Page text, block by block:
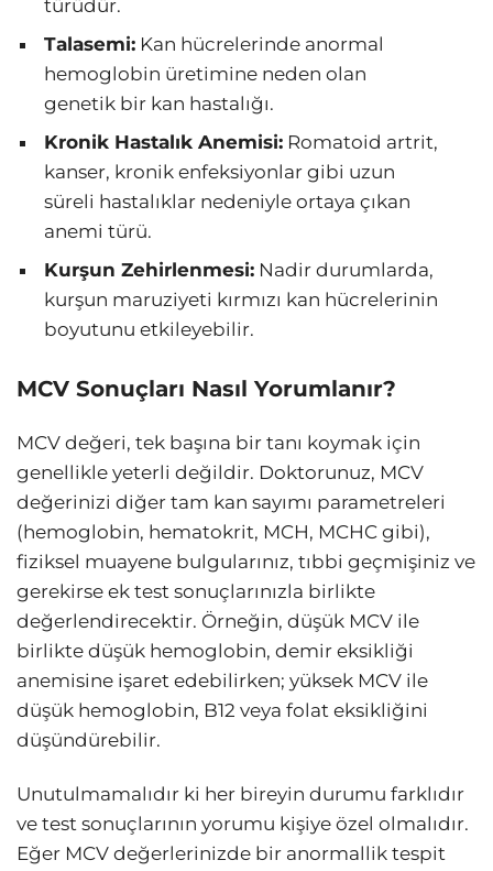
türüdür.
Talasemi: Kan hücrelerinde anormal
hemoglobin üretimine neden olan
genetik bir kan hastalığı.
Kronik Hastalık Anemisi: Romatoid artrit,
kanser, kronik enfeksiyonlar gibi uzun
süreli hastalıklar nedeniyle ortaya çıkan
anemi türü.
Kurşun Zehirlenmesi: Nadir durumlarda,
kurşun maruziyeti kırmızı kan hücrelerinin
boyutunu etkileyebilir.
MCV Sonuçları Nasıl Yorumlanır?
MCV değeri, tek başına bir tanı koymak için
genellikle yeterli değildir. Doktorunuz, MCV
değerinizi diğer tam kan sayımı parametreleri
(hemoglobin, hematokrit, MCH, MCHC gibi),
fiziksel muayene bulgularınız, tıbbi geçmişiniz ve
gerekirse ek test sonuçlarınızla birlikte
değerlendirecektir. Örneğin, düşük MCV ile
birlikte düşük hemoglobin, demir eksikliği
anemisine işaret edebilirken; yüksek MCV ile
düşük hemoglobin, B12 veya folat eksikliğini
düşündürebilir.
Unutulmamalıdır ki her bireyin durumu farklıdır
ve test sonuçlarının yorumu kişiye özel olmalıdır.
Eğer MCV değerlerinizde bir anormallik tespit